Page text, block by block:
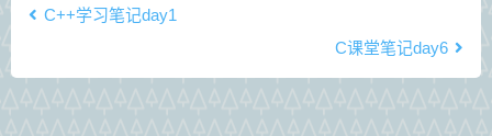
C++学习笔记day1
C课堂笔记day6